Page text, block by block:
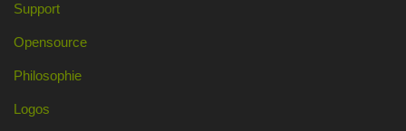
Support
Opensource
Philosophie
Logos